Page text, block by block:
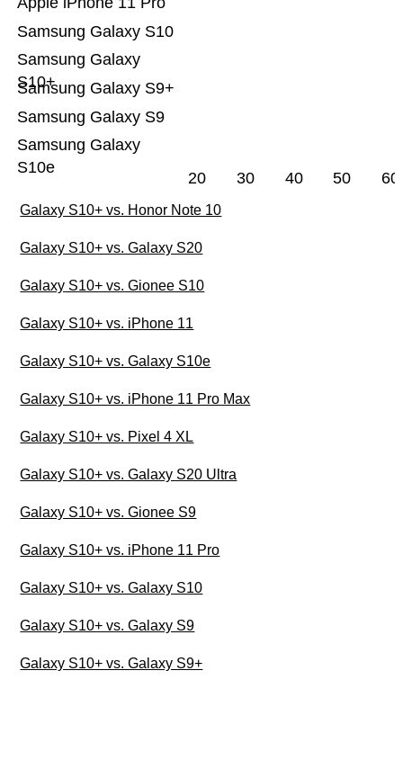
Samsung Galaxy
S10e
Samsung Galaxy S9
Samsung Galaxy S9+
Samsung Galaxy
S10+
Samsung Galaxy S10
20 30 40 50 60
Galaxy S10+ vs. Honor Note 10
Galaxy S10+ vs. Galaxy S20
Galaxy S10+ vs. Gionee S10
Galaxy S10+ vs. iPhone 11
Galaxy S10+ vs. Galaxy S10e
Galaxy S10+ vs. iPhone 11 Pro Max
Galaxy S10+ vs. Pixel 4 XL
Galaxy S10+ vs. Galaxy S20 Ultra
Galaxy S10+ vs. Gionee S9
Galaxy S10+ vs. iPhone 11 Pro
Galaxy S10+ vs. Galaxy S10
Galaxy S10+ vs. Galaxy S9
Galaxy S10+ vs. Galaxy S9+